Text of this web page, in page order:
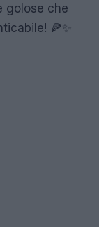
golose che
🍕✨